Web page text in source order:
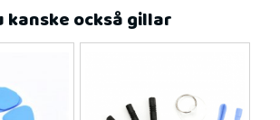
kanske också gillar